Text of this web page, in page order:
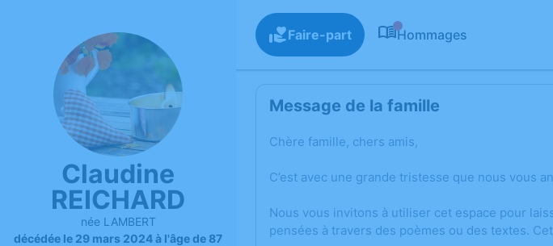
Claudine
REICHARD
née LAMBERT
décédée le 29 mars 2024 à l'âge de 87
Faire-part Hommages
Message de la famille
Chère famille, chers amis,
C’est avec une grande tristesse que nous vous
Nous vous invitons à utiliser cet espace pour
pensées à travers des poèmes ou des textes.